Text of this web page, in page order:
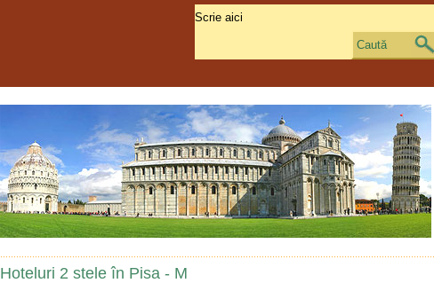
Hoteluri 2 stele în Pisa - M
Caută